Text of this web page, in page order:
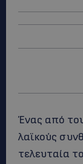
Ένας από
λαϊκούς
τελευταία